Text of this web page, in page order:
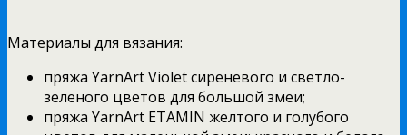
Материалы для вязания:
пряжа YarnArt Violet сиреневого и светло-
зеленого цветов для большой змеи;
пряжа YarnArt ETAMIN желтого и голубого